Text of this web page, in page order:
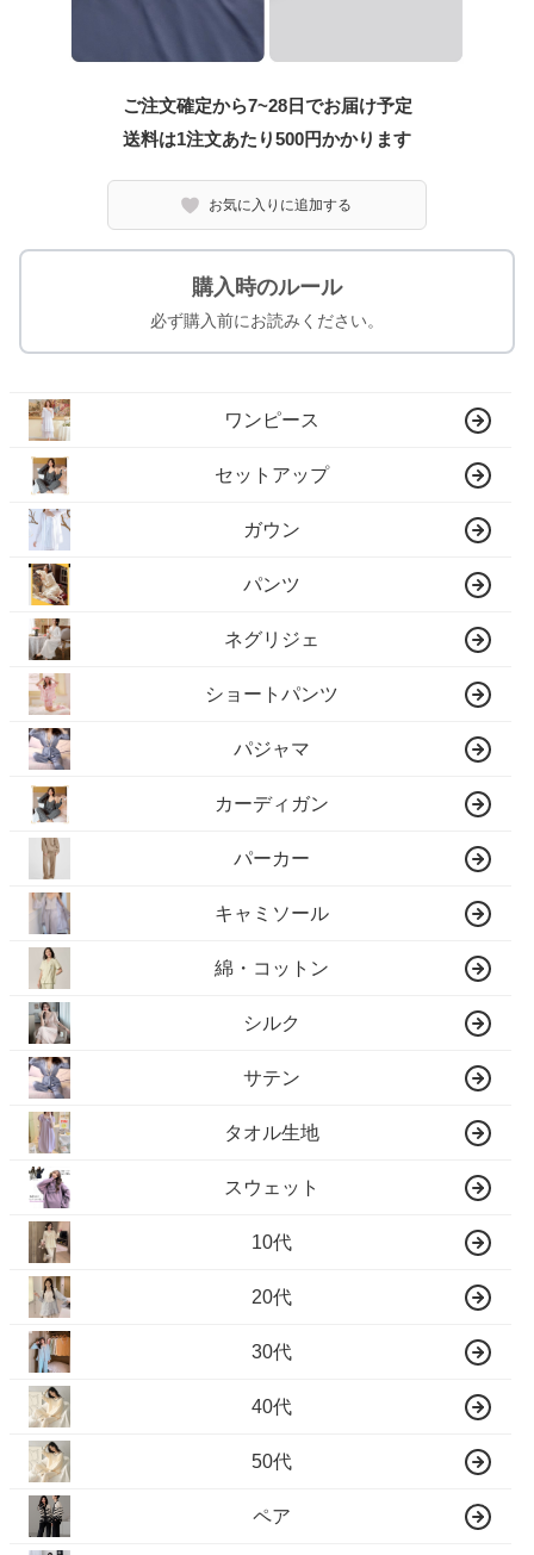
ご注文確定から7~28日でお届け予定
送料は1注文あたり500円かかります
お気に入りに追加する
購入時のルール
必ず購入前にお読みください。
ワンピース
セットアップ
ガウン
パンツ
ネグリジェ
ショートパンツ
パジャマ
カーディガン
パーカー
キャミソール
綿・コットン
シルク
サテン
タオル生地
スウェット
10代
20代
30代
40代
50代
ペア